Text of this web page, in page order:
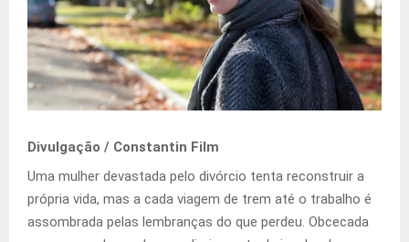
Divulgação / Constantin Film
Uma mulher devastada pelo divórcio tenta reconstruir a
própria vida, mas a cada viagem de trem até o trabalho é
assombrada pelas lembranças do que perdeu. Obcecada